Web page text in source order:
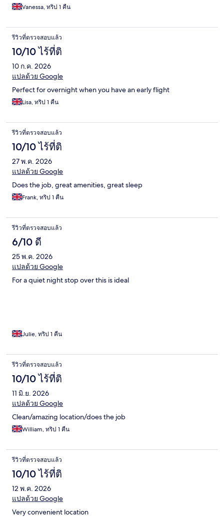
Vanessa, ทริป 1 คืน
รีวิวที่ตรวจสอบแล้ว
10/10 ไร้ที่ติ
10 ก.ค. 2026
แปลด้วย Google
Perfect for overnight when you have an early flight
Lisa, ทริป 1 คืน
รีวิวที่ตรวจสอบแล้ว
10/10 ไร้ที่ติ
27 พ.ค. 2026
แปลด้วย Google
Does the job, great amenities, great sleep
Frank, ทริป 1 คืน
รีวิวที่ตรวจสอบแล้ว
6/10 ดี
25 พ.ค. 2026
แปลด้วย Google
For a quiet night stop over this is ideal
Julie, ทริป 1 คืน
รีวิวที่ตรวจสอบแล้ว
10/10 ไร้ที่ติ
11 มิ.ย. 2026
แปลด้วย Google
Clean/amazing location/does the job
William, ทริป 1 คืน
รีวิวที่ตรวจสอบแล้ว
10/10 ไร้ที่ติ
12 พ.ค. 2026
แปลด้วย Google
Very convenient location